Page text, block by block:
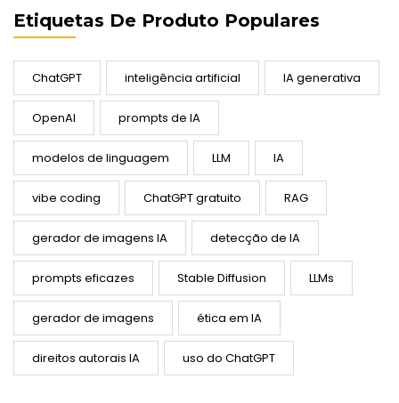
Etiquetas De Produto Populares
ChatGPT inteligência artificial IA generativa
OpenAI prompts de IA
modelos de linguagem LLM IA
vibe coding ChatGPT gratuito RAG
gerador de imagens IA detecção de IA
prompts eficazes Stable Diffusion LLMs
gerador de imagens ética em IA
direitos autorais IA uso do ChatGPT